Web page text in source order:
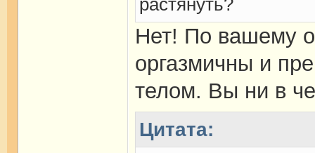
растянуть?
Нет! По вашему
оргазмичны и
телом. Вы ни в
Цитата: